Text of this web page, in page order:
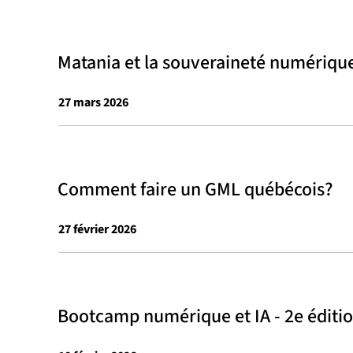
Matania et la souveraineté
27 mars 2026
Comment faire un GML québécois?
27 février 2026
Bootcamp numérique et IA - 2e